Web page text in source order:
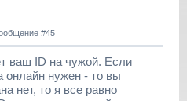
#45
ваш ID на чужой. Если
онлайн нужен - то вы
нет, то я все равно